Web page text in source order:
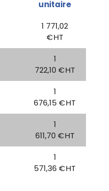
unitaire
1 771,02
€ HT
1
722,10 € HT
1
676,15 € HT
1
611,70 € HT
1
571,36 € HT